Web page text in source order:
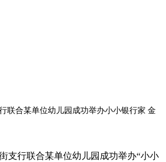
联合某单位幼儿园成功举办小小银行家 金
支行联合某单位幼儿园成功举办“小小